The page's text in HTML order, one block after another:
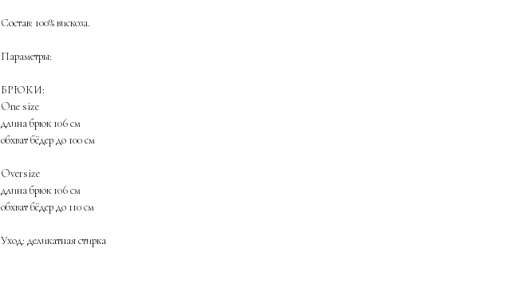
Состав: 100% вискоза.
Параметры:
БРЮКИ:
One size
длина брюк 106 см
обхват бёдер до 100 см
Oversize
длина брюк 106 см
обхват бёдер до 110 см
Уход: деликатная стирка